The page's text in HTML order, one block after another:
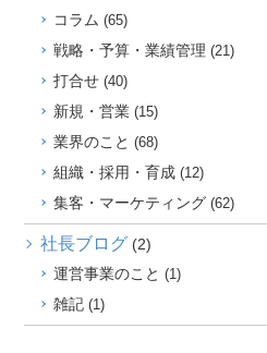
コラム (65)
戦略・予算・業績管理 (21)
打合せ(40)
新規・営業(15)
業界のこと (68)
組織・採用・育成(12)
集客・マーケティング(62)
社長ブログ (2)
運営事業のこと (1)
雑記(1)